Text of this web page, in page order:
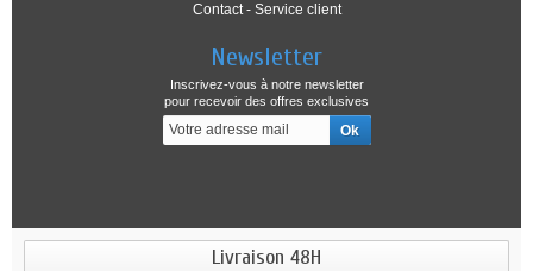
Contact - Service client
Newsletter
Inscrivez-vous à notre newsletter
pour recevoir des offres exclusives
Livraison 48H